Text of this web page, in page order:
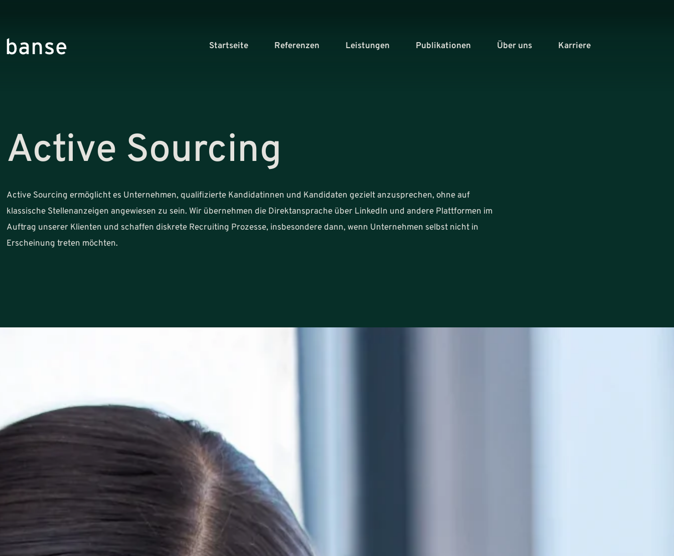
Startseite Referenzen Leistungen Publikationen Über uns Karriere
Active Sourcing
Active Sourcing ermöglicht es Unternehmen, qualifizierte Kandidatinnen und Kandidaten gezielt anzusprechen, ohne auf
klassische Stellenanzeigen angewiesen zu sein. Wir übernehmen die Direktansprache über LinkedIn und andere Plattformen im
Auftrag unserer Klienten und schaffen diskrete Recruiting Prozesse, insbesondere dann, wenn Unternehmen selbst nicht in
Erscheinung treten möchten.